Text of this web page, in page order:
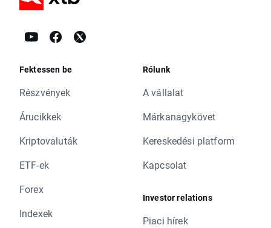
Fektessen be
Részvények
Árucikkek
Kriptovaluták
ETF-ek
Forex
Indexek
Rólunk
A vállalat
Márkanagykövet
Kereskedési platform
Kapcsolat
Investor relations
Piaci hírek